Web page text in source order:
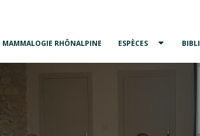
MAMMALOGIE RHÔNALPINE ESPÈCES